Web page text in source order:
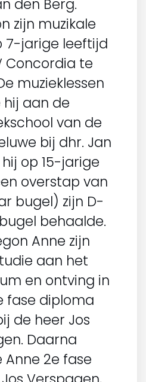
den Berg.
zijn muzikale
7-jarige leeftijd
Concordia te
muzieklessen
aan de
van de
bij dhr. Jan
op 15-jarige
overstap van
bugel) zijn D-
behaalde.
Anne zijn
aan het
en ontving in
fase diploma
de heer Jos
Daarna
2e fase